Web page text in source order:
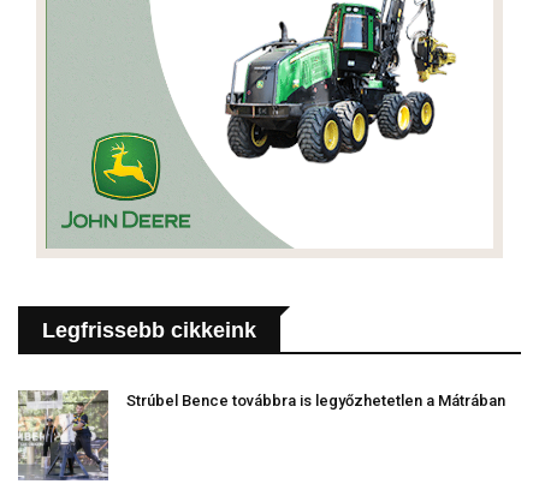
Legfrissebb cikkeink
Strúbel Bence továbbra is legyőzhetetlen a Mátrában